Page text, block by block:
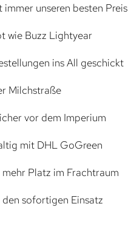
immer unseren besten Preis
wie Buzz Lightyear
ins All geschickt
Milchstraße
vor dem Imperium
mit DHL GoGreen
Platz im Frachtraum
sofortigen Einsatz